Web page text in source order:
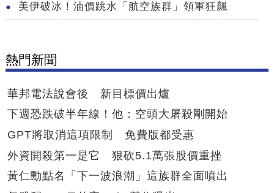
美伊破冰！油價跳水「航空族群」領軍狂飆
熱門新聞
華邦電法說會後 新目標價出爐
下週恐跌破半年線！他：空頭大屠殺剛開始
GPT將取消這項限制 免費版都受惠
外資開殺第一是它 狠砍5.1萬張股價重挫
黃仁勳點名「下一波浪潮」這族群全面噴出